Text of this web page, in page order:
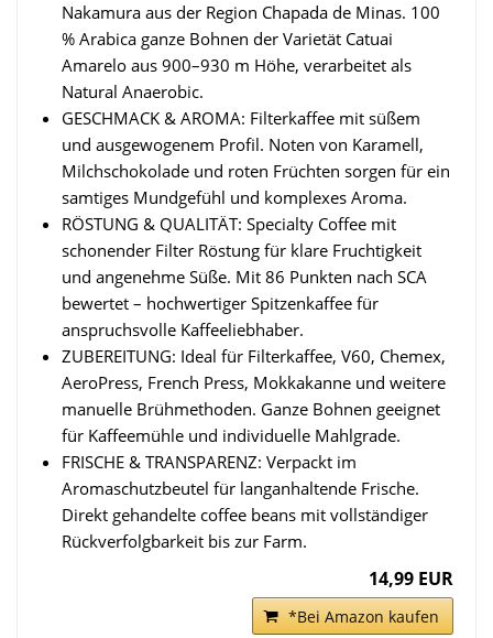
Nakamura aus der Region Chapada de Minas. 100
% Arabica ganze Bohnen der Varietät Catuai
Amarelo aus 900–930 m Höhe, verarbeitet als
Natural Anaerobic.
GESCHMACK & AROMA: Filterkaffee mit süßem
und ausgewogenem Profil. Noten von Karamell,
Milchschokolade und roten Früchten sorgen für ein
samtiges Mundgefühl und komplexes Aroma.
RÖSTUNG & QUALITÄT: Specialty Coffee mit
schonender Filter Röstung für klare Fruchtigkeit
und angenehme Süße. Mit 86 Punkten nach SCA
bewertet – hochwertiger Spitzenkaffee für
anspruchsvolle Kaffeeliebhaber.
ZUBEREITUNG: Ideal für Filterkaffee, V60, Chemex,
AeroPress, French Press, Mokkakanne und weitere
manuelle Brühmethoden. Ganze Bohnen geeignet
für Kaffeemühle und individuelle Mahlgrade.
FRISCHE & TRANSPARENZ: Verpackt im
Aromaschutzbeutel für langanhaltende Frische.
Direkt gehandelte coffee beans mit vollständiger
Rückverfolgbarkeit bis zur Farm.
14,99 EUR
*Bei Amazon kaufen